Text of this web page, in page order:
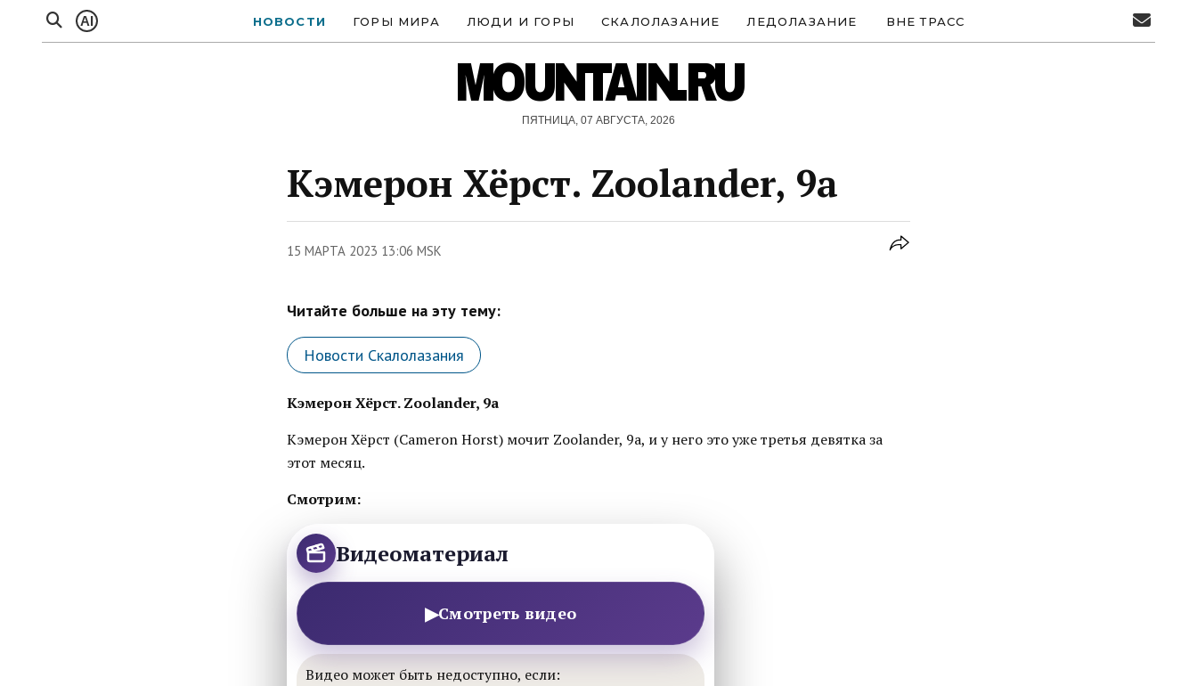
AI НОВОСТИ ГОРЫ МИРА ЛЮДИ И ГОРЫ СКАЛОЛАЗАНИЕ ЛЕДОЛАЗАНИЕ ВНЕ ТРАСС
MOUNTAIN.RU
ПЯТНИЦА, 07 АВГУСТА, 2026
Кэмерон Хёрст. Zoolander, 9a
15 МАРТА 2023 13:06 MSK
Читайте больше на эту тему:
Новости Скалолазания
Кэмерон Хёрст. Zoolander, 9a
Кэмерон Хёрст (Cameron Horst) мочит Zoolander, 9a, и у него это уже третья девятка за
этот месяц.
Смотрим:
Видеоматериал
▶Смотреть видео
Видео может быть недоступно, если: